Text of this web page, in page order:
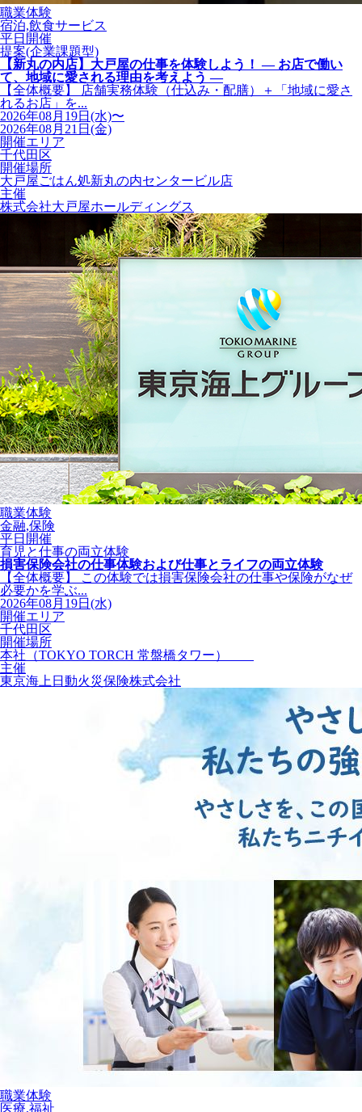
職業体験
宿泊,飲食サービス
平日開催
提案(企業課題型)
【新丸の内店】大戸屋の仕事を体験しよう！ ― お店で働い
て、地域に愛される理由を考えよう ―
【全体概要】 店舗実務体験（仕込み・配膳）＋「地域に愛さ
れるお店」を...
2026年08月19日(水)〜
2026年08月21日(金)
開催エリア
千代田区
開催場所
大戸屋ごはん処新丸の内センタービル店
主催
株式会社大戸屋ホールディングス
職業体験
金融,保険
平日開催
育児と仕事の両立体験
損害保険会社の仕事体験および仕事とライフの両立体験
【全体概要】 この体験では損害保険会社の仕事や保険がなぜ
必要かを学ぶ...
2026年08月19日(水)
開催エリア
千代田区
開催場所
本社（TOKYO TORCH 常盤橋タワー）
主催
東京海上日動火災保険株式会社
職業体験
医療,福祉